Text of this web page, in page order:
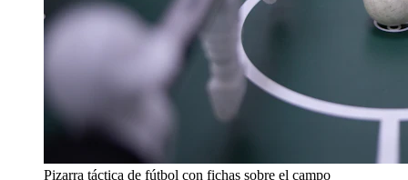
Pizarra táctica de fútbol con fichas sobre el campo